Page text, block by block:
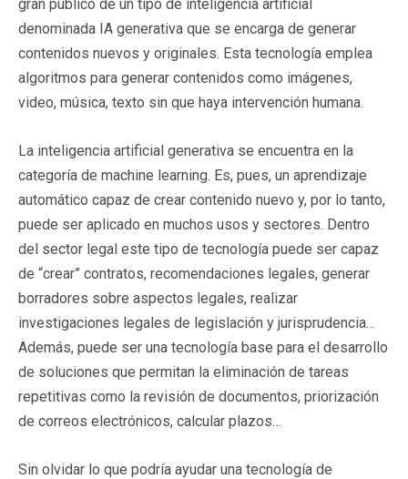
gran público de un tipo de inteligencia artificial
denominada IA generativa que se encarga de generar
contenidos nuevos y originales. Esta tecnología emplea
algoritmos para generar contenidos como imágenes,
video, música, texto sin que haya intervención humana.
La inteligencia artificial generativa se encuentra en la
categoría de machine learning. Es, pues, un aprendizaje
automático capaz de crear contenido nuevo y, por lo tanto,
puede ser aplicado en muchos usos y sectores. Dentro
del sector legal este tipo de tecnología puede ser capaz
de “crear” contratos, recomendaciones legales, generar
borradores sobre aspectos legales, realizar
investigaciones legales de legislación y jurisprudencia…
Además, puede ser una tecnología base para el desarrollo
de soluciones que permitan la eliminación de tareas
repetitivas como la revisión de documentos, priorización
de correos electrónicos, calcular plazos…
Sin olvidar lo que podría ayudar una tecnología de